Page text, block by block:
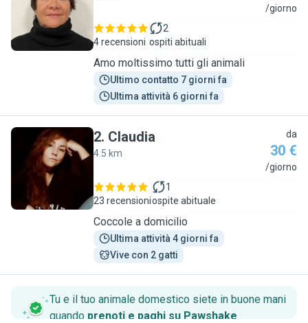
M /giorno
4 recensioni
2
ospiti abituali
Amo moltissimo tutti gli animali
Ultimo contatto 7 giorni fa
Ultima attività 6 giorni fa
C
2. Claudia
4.5 km
da
30 €
/giorno
23 recensioni
1
ospite abituale
Coccole a domicilio
Ultima attività 4 giorni fa
Vive con 2 gatti
Tu e il tuo animale domestico siete in buone mani
quando prenoti e paghi su Pawshake.